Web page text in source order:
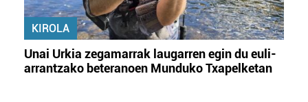
KIROLA
Unai Urkia zegamarrak laugarren egin du euli-
arrantzako beteranoen Munduko Txapelketan